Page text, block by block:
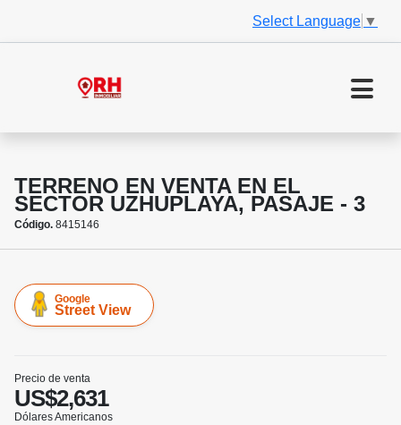
Select Language ▼
TERRENO EN VENTA EN EL
SECTOR UZHUPLAYA, PASAJE - 3
Código. 8415146
Google
Street View
Precio de venta
US$2,631
Dólares Americanos